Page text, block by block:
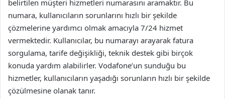
belirtilen müşteri hizmetleri numarasını aramaktır. Bu
numara, kullanıcıların sorunlarını hızlı bir şekilde
çözmelerine yardımcı olmak amacıyla 7/24 hizmet
vermektedir. Kullanıcılar, bu numarayı arayarak fatura
sorgulama, tarife değişikliği, teknik destek gibi birçok
konuda yardım alabilirler. Vodafone’un sunduğu bu
hizmetler, kullanıcıların yaşadığı sorunların hızlı bir şekilde
çözülmesine olanak tanır.